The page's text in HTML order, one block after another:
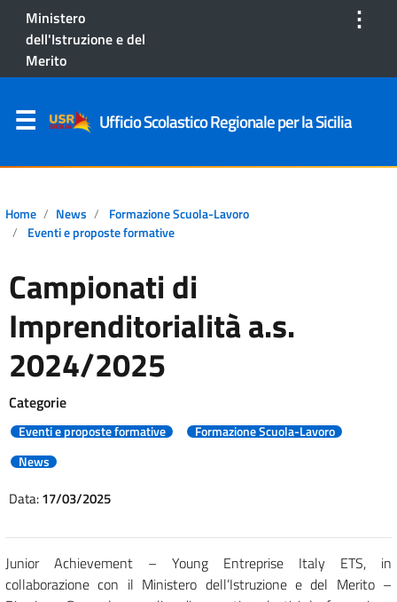
Ministero
dell'Istruzione e del
Merito
⋮
Ufficio Scolastico Regionale per la Sicilia
Home News
Formazione Scuola-Lavoro
Eventi e proposte formative
Campionati di
Imprenditorialità a.s.
2024/2025
Categorie
Eventi e proposte formative
Formazione Scuola-Lavoro
News
Data:17/03/2025
Junior Achievement – Young Entreprise Italy ETS, in
collaborazione con il Ministero dell’Istruzione e del Merito –